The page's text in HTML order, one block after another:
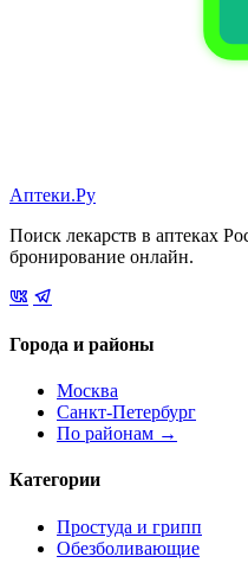
Аптеки.Ру
Поиск лекарств в аптеках
бронирование онлайн.
Города и районы
Москва
Санкт-Петербург
По районам →
Категории
Простуда и грипп
Обезболивающие